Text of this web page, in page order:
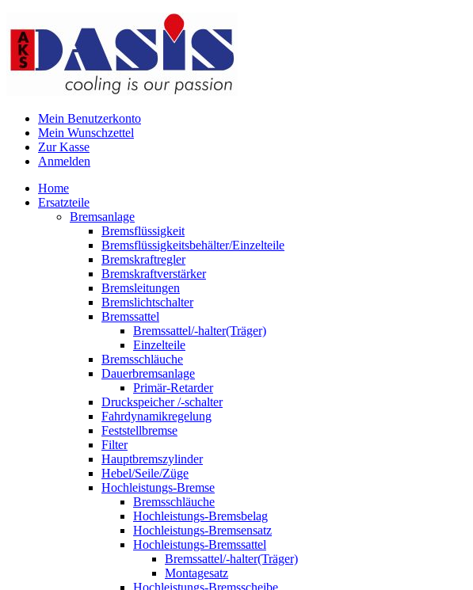
Mein Benutzerkonto
Mein Wunschzettel
Zur Kasse
Anmelden
Home
Ersatzteile
Bremsanlage
Bremsflüssigkeit
Bremsflüssigkeitsbehälter/Einzelteile
Bremskraftregler
Bremskraftverstärker
Bremsleitungen
Bremslichtschalter
Bremssattel
Bremssattel/-halter(Träger)
Einzelteile
Bremsschläuche
Dauerbremsanlage
Primär-Retarder
Druckspeicher /-schalter
Fahrdynamikregelung
Feststellbremse
Filter
Hauptbremszylinder
Hebel/Seile/Züge
Hochleistungs-Bremse
Bremsschläuche
Hochleistungs-Bremsbelag
Hochleistungs-Bremsensatz
Hochleistungs-Bremssattel
Bremssattel/-halter(Träger)
Montagesatz
Hochleistungs-Bremsscheibe